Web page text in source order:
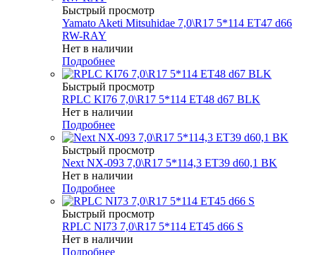
Быстрый просмотр
Yamato Aketi Mitsuhidae 7,0\R17 5*114 ET47 d66
RW-RAY
Нет в наличии
Подробнее
Быстрый просмотр
RPLC KI76 7,0\R17 5*114 ET48 d67 BLK
Нет в наличии
Подробнее
Быстрый просмотр
Next NX-093 7,0\R17 5*114,3 ET39 d60,1 BK
Нет в наличии
Подробнее
Быстрый просмотр
RPLC NI73 7,0\R17 5*114 ET45 d66 S
Нет в наличии
Подробнее